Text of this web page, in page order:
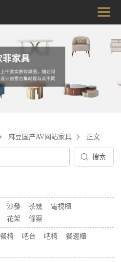
麻豆国产AV网站家具 正文
沙發 茶幾
電視櫃
花架 條案
餐椅 吧台 吧椅
餐邊櫃